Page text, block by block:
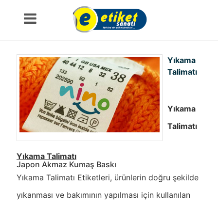
Yıkama
Talimatı
Yıkama
Talimatı
Yıkama Talimatı
Japon Akmaz Kumaş Baskı
Yıkama Talimatı Etiketleri, ürünlerin doğru şekilde
yıkanması ve bakımının yapılması için kullanılan